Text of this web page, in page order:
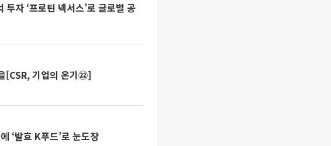
자 ‘프로틴 넥서스’로 글로벌 공
[CSR, 기업의 온기㉒]
‘발효 K푸드’로 눈도장